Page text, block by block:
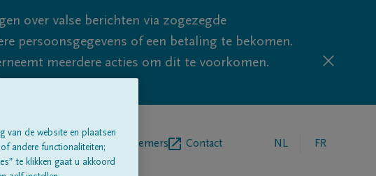
over valse berichten via zogezegde
persoonsgegevens of een betaling te bekomen.
meerdere acties om dit te voorkomen.
Over onsBegrafenisondernemers Contact NL FR
van de website en plaatsen
andere functionaliteiten;
te klikken gaat u akkoord